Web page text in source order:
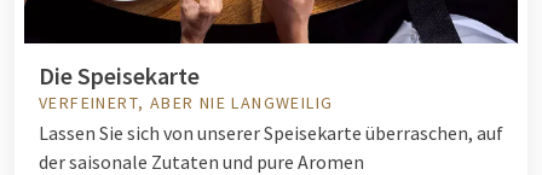
Die Speisekarte
VERFEINERT, ABER NIE LANGWEILIG
Lassen Sie sich von unserer Speisekarte überraschen, auf
der saisonale Zutaten und pure Aromen